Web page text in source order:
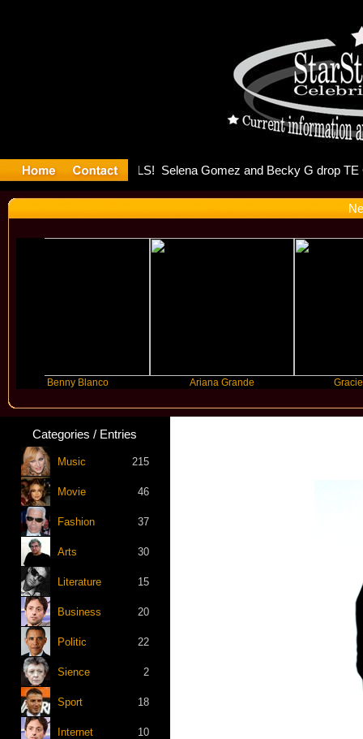
Debuts
Benny Blanco Ariana Grande Gracie Abrams
Categories / Entries
Music 215
Movie 46
Fashion 37
Arts 30
Literature 15
Business 20
Politic 22
Sience 2
Sport 18
Internet 10